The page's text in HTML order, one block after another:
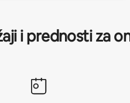
i prednosti za